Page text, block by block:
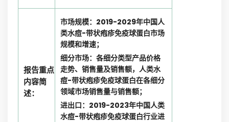
报告重点
内容简
述：
市场规模：2019-2029年中国人
类水痘-带状疱疹免疫球蛋白市场
规模和增速；
细分市场：各细分类型产品价格
走势、销售量及销售额，人类水
痘-带状疱疹免疫球蛋白在各细分
领域市场销售量与销售额；
进出口：2019-2023年中国人类
水痘-带状疱疹免疫球蛋白行业进